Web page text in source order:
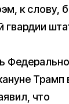
к слову,
гвардии
Трамп
что